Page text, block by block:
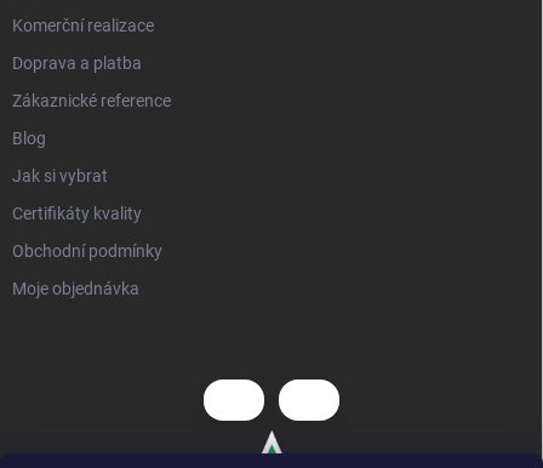
Komerční realizace
Doprava a platba
Zákaznické reference
Blog
Jak si vybrat
Certifikáty kvality
Obchodní podmínky
Moje objednávka